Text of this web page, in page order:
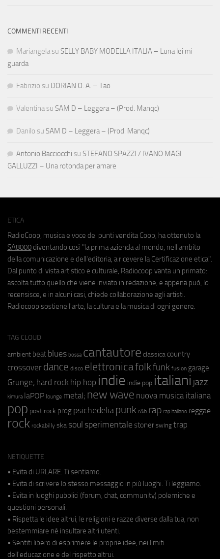
COMMENTI RECENTI
Mariangela su SELLY BABY MODELLA ITALIA – Luna lei mi
guarda
Fabrizio su DORIAN O. A. – Tao
Valentina su SAM D – Leggera – (Prod. Manqc)
Danilo su SAM D – Leggera – (Prod. Manqc)
Antonio Bacciocchi su STEFANO SPAZZI / IVANO MAGI
GALLUZZI – Una rotonda per amare
ETICA
RadioCoop, musica e voce dei punti vendita Coop, ha ottenuto la
SA8000 diventando così "la prima azienda al mondo, nell'ambito
della comunicazione e dell'editoria, a ricevere la Certificazione etica".
Dal punto di vista artistico e culturale, Radiocoop vanta un primato:
ascolta tutto quello che viene inviato in redazione, e appena può, lo
recensisce, e in alcuni casi, chiede collaborazione agli artisti.
Radiocoop sostiene l'arte, la cultura e la musica di ogni genere.
TAG CLOUD
ambient beat blues bossa cantautore classica country
crossover dance disco elettronicafolkfunk fusion garage
Grunge; hard rock hip hop indie indie pop italiani jazz
kimura laPOP lounge metal; new wave nuova musica italiana
pop post rock prog psichedeliapunk r&b rap rap italiano reggae
rock rockabilly ska soul sperimentale stoner swing trap
NETIQUETTE
• Evita di URLARE. Ti sentiamo.
• Evita di scrivere lo stesso messaggio in più luoghi. Ti leggiamo.
• Evita in luoghi pubblici (forum, chat, community) polemiche e
questioni personali.
• Rispetta le idee altrui, le religioni e razze diverse dalla tua, non
bestemmiare né insultare altri utenti.
• Sentiti libero di esprimere le proprie idee, nei limiti
dell'educazione e del rispetto altrui.